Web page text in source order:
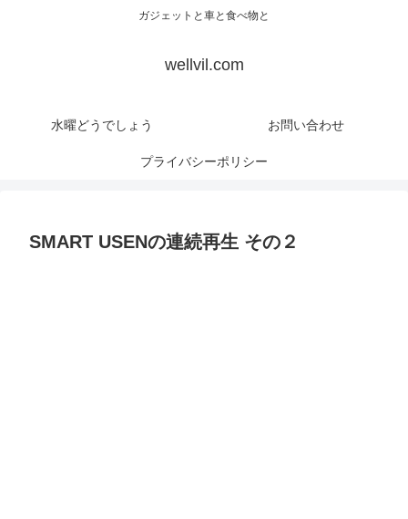
ガジェットと車と食べ物と
wellvil.com
水曜どうでしょう お問い合わせ
プライバシーポリシー
SMART USENの連続再生 その２